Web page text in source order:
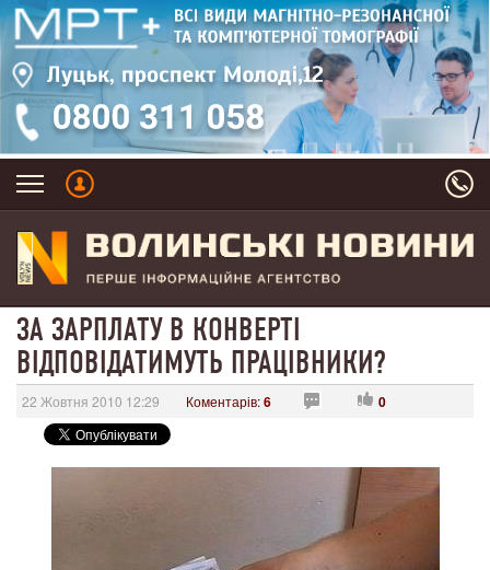
ЗА ЗАРПЛАТУ В КОНВЕРТІ
ВІДПОВІДАТИМУТЬ ПРАЦІВНИКИ?
22 Жовтня 2010 12:29 Коментарів:6 0